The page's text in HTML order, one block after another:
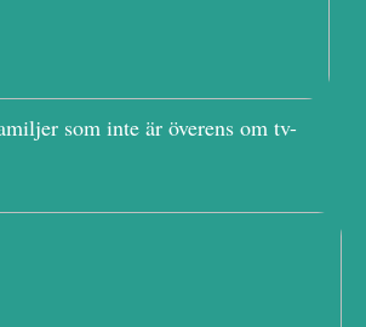
som inte är överens om tv-